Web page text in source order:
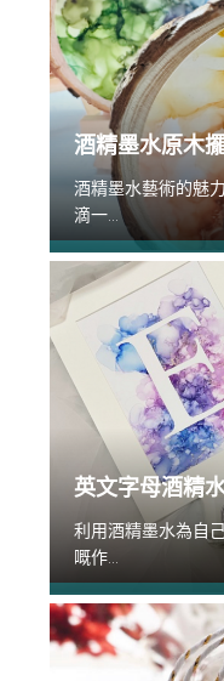
酒精墨水原木
酒精墨水藝術的魅
滴一...
英文字母酒精
利用酒精墨水為自
嘅作...